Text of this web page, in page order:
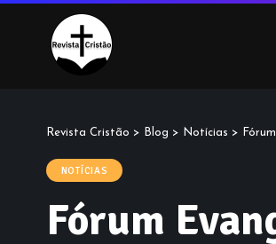
Revista Cristão > Blog > Notícias >
NOTÍCIAS
Fórum